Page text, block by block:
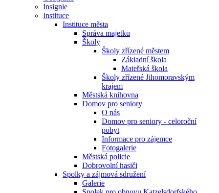
Insignie
Instituce
Instituce města
Správa majetku
Školy
Školy zřízené městem
Základní škola
Mateřská škola
Školy zřízené Jihomoravským
krajem
Městská knihovna
Domov pro seniory
O nás
Domov pro seniory - celoroční
pobyt
Informace pro zájemce
Fotogalerie
Městská policie
Dobrovolní hasiči
Spolky a zájmová sdružení
Galerie